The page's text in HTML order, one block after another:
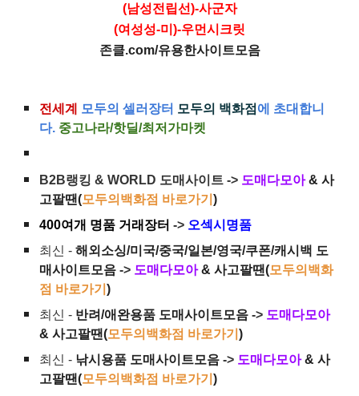
(남성전립선)-사군자
(여성성-미)-우먼시크릿
존클.com/유용한사이트모음
전세계 모두의 셀러장터 모두의 백화점 에 초대합니
다. 중고나라/핫딜/최저가마켓
B2B랭킹 & WORLD 도매사이트 -> 도매다모아 & 사
고팔땐(모두의백화점 바로가기)
400여개 명품 거래장터 -> 오섹시명품
최신 -해외소싱/미국/중국/일본/영국/쿠폰/캐시백 도
매사이트모음 -> 도매다모아 & 사고팔땐(모두의백화
점 바로가기)
최신 - 반려/애완용품 도매사이트모음 -> 도매다모아
& 사고팔땐(모두의백화점 바로가기)
최신 - 낚시용품 도매사이트모음 -> 도매다모아 & 사
고팔땐(모두의백화점 바로가기)